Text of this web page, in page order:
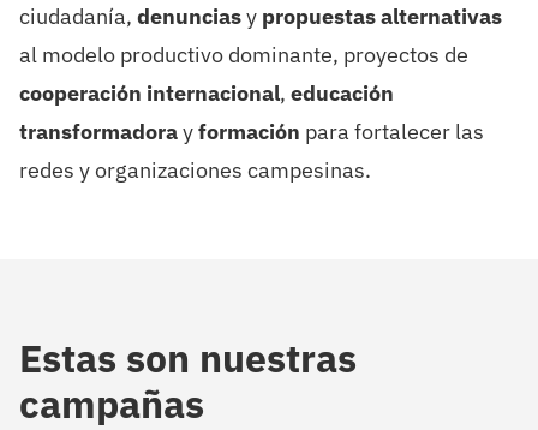
ciudadanía, denunciasy propuestasalternativas
al modelo productivo dominante, proyectos de
cooperación internacional, educación
transformadorayformación para fortalecer las
redes y organizaciones campesinas.
Estas son nuestras
campañas